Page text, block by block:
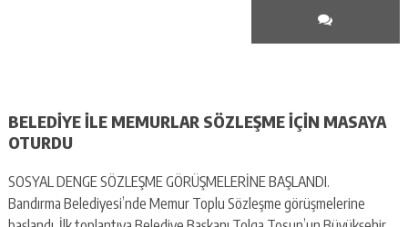
BELEDİYE İLE MEMURLAR SÖZLEŞME İÇİN MASAYA
OTURDU
SOSYAL DENGE SÖZLEŞME GÖRÜŞMELERİNE BAŞLANDI.
Bandırma Belediyesi’nde Memur Toplu Sözleşme görüşmelerine